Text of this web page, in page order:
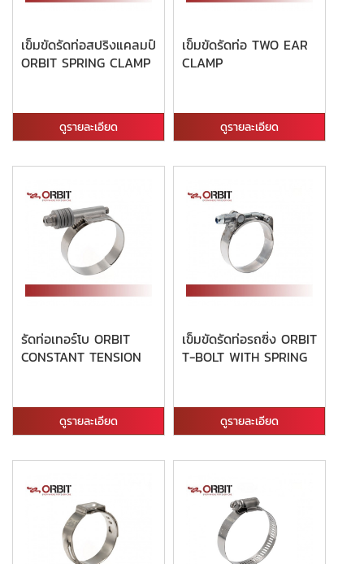
เข็มขัดรัดท่อสปริงแคลมป์
ORBIT SPRING CLAMP
ดูรายละเอียด
เข็มขัดรัดท่อ TWO EAR
CLAMP
ดูรายละเอียด
รัดท่อเทอร์โบ ORBIT
CONSTANT TENSION
ดูรายละเอียด
เข็มขัดรัดท่อรถซิ่ง ORBIT
T-BOLT WITH SPRING
ดูรายละเอียด